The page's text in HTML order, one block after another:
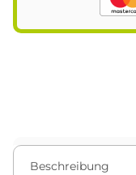
Beschreibung